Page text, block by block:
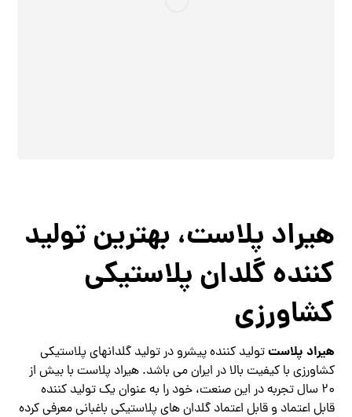
هیراد پلاست، بهترین تولید
کننده گلدان پلاستیکی
کشاورزی
هیراد پلاستتولید کننده پیشرو در تولید گلدانهای پلاستیکی
کشاورزی با کیفیت بالا در ایران می باشد. هیراد پلاست با بیش از
20 سال تجربه در این صنعت، خود را به عنوان یک تولید کننده
قابل اعتماد و قابل اعتماد گلدان های پلاستیکی باغبانی معرفی کرده